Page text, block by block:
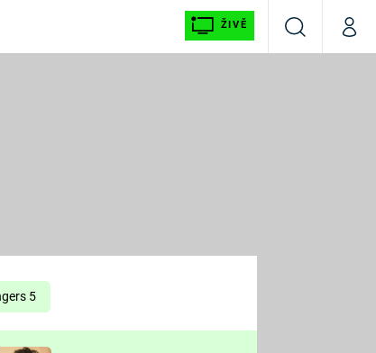
ŽIVĚ
VyhledáváníMůj
Prima LAJK
5